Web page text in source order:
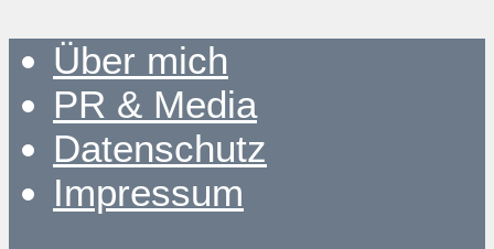
Über mich
PR & Media
Datenschutz
Impressum